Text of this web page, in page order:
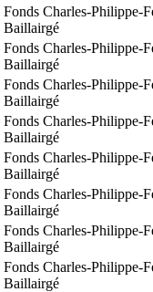
Fonds Charles-Philippe-
Baillairgé
Fonds Charles-Philippe-
Baillairgé
Fonds Charles-Philippe-
Baillairgé
Fonds Charles-Philippe-
Baillairgé
Fonds Charles-Philippe-
Baillairgé
Fonds Charles-Philippe-
Baillairgé
Fonds Charles-Philippe-
Baillairgé
Fonds Charles-Philippe-
Baillairgé